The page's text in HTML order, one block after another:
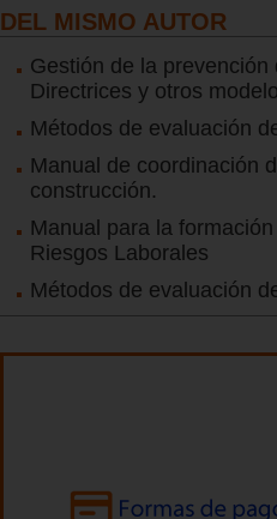
DEL MISMO AUTOR
Gestión de la
Directrices y otros
Métodos de evaluación
Manual de coordinación
construcción.
Manual para la
Riesgos Laborales
Métodos de evaluación